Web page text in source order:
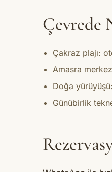
Çevrede
Çakraz plajı:
Amasra
Doğa
Günübirlik